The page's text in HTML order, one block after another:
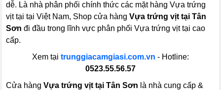
dễ. Là nhà phân phối chính thức các mặt hàng Vựa trứng
vịt tại tại Việt Nam, Shop cửa hàngVựa trứng vịt tại Tân
Sơn đi đầu trong lĩnh vực phân phối Vựa trứng vịt tại cao
cấp.
Xem tại trunggiacamgiasi.com.vn - Hotline:
0523.55.56.57
Cửa hàngVựa trứng vịt tại Tân Sơn là nhà cung cấp &